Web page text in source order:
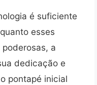
é suficiente
esses
a
dedicação e
pontapé inicial